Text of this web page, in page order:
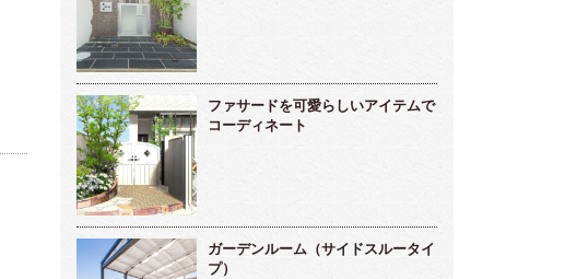
ファサードを可愛らしいアイテムで
コーディネート
ガーデンルーム（サイドスルータイ
プ）